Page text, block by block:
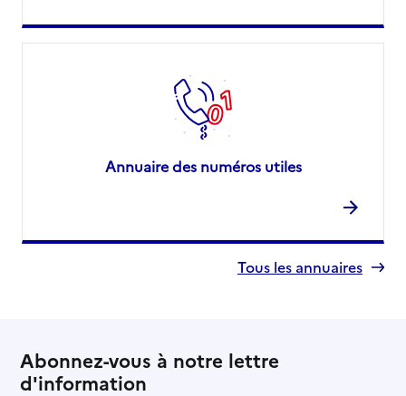
Annuaire des numéros utiles
Tous les annuaires
Abonnez-vous à notre lettre
d'information